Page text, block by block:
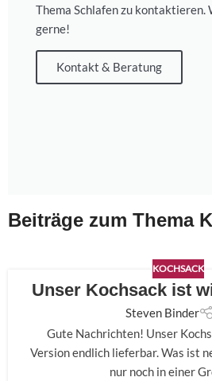
Thema Schlafen zu kontaktieren.
gerne!
Kontakt & Beratung
Beiträge zum Thema
21
KOCHSACK
Unser Kochsack ist
Steven Binder
Gute Nachrichten! Unser
Version endlich lieferbar. Was ist
nur noch in einer